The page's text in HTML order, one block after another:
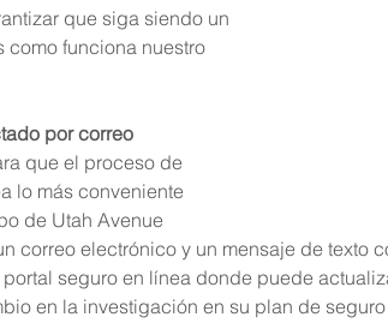
que siga siendo un
como funciona nuestro
por correo
que el proceso de
lo más conveniente
de Utah Avenue
correo electrónico y un mensaje de texto
seguro en línea donde puede
en la investigación en su plan de